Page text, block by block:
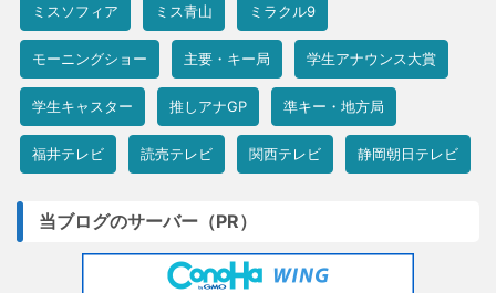
ミスソフィア ミス青山 ミラクル9
モーニングショー 主要・キー局 学生アナウンス大賞
学生キャスター 推しアナGP 準キー・地方局
福井テレビ 読売テレビ 関西テレビ 静岡朝日テレビ
当ブログのサーバー（PR）